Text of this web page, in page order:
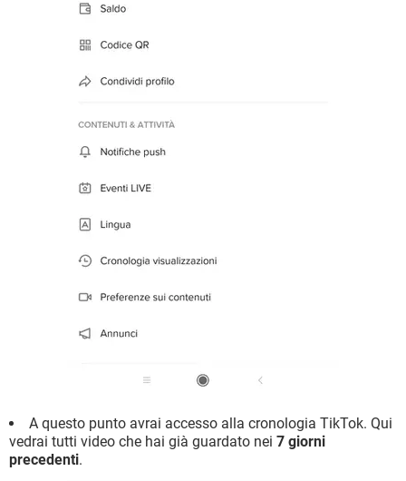
A questo punto avrai accesso alla cronologia TikTok. Qui
vedrai tutti video che hai già guardato nei 7 giorni
precedenti.